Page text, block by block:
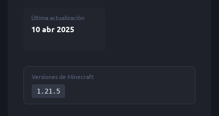
Última actualización
10 abr 2025
Versiones de Minecraft
1.21.5